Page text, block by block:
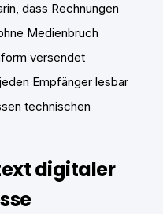
dass Rechnungen
Medienbruch
versendet
Empfänger lesbar
technischen
digitaler